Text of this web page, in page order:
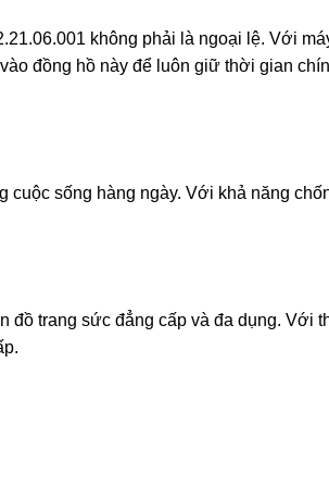
không phải là ngoại lệ. Với
đồng hồ này để luôn giữ thời gian
cuộc sống hàng ngày. Với khả năng
đồ trang sức đẳng cấp và đa dụng. Với